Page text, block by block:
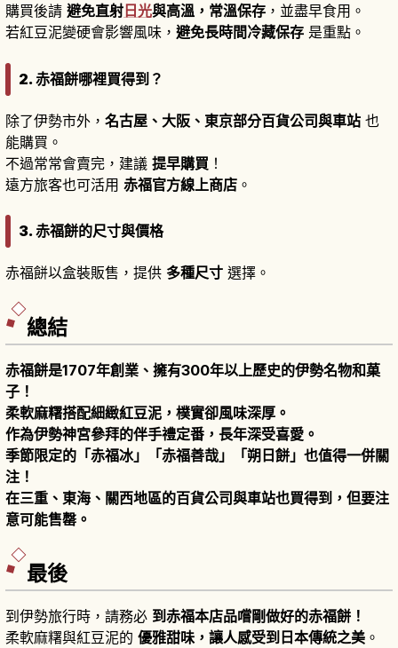
購買後請 避免直射 日光與高溫，常溫保存 ，並盡早食用。
若紅豆泥變硬會影響風味， 避免長時間冷藏保存 是重點。
2. 赤福餅哪裡買得到？
除了伊勢市外， 名古屋、大阪、東京部分百貨公司與車站 也
能購買。
不過常常會賣完，建議 提早購買 ！
遠方旅客也可活用 赤福官方線上商店 。
3. 赤福餅的尺寸與價格
赤福餅以盒裝販售，提供 多種尺寸 選擇。
總結
赤福餅是1707年創業、擁有300年以上歷史的伊勢名物和菓
子！
柔軟麻糬搭配細緻紅豆泥，樸實卻風味深厚。
作為伊勢神宮參拜的伴手禮定番，長年深受喜愛。
季節限定的「赤福冰」「赤福善哉」「朔日餅」也值得一併關
注！
在三重、東海、關西地區的百貨公司與車站也買得到，但要注
意可能售罄。
最後
到伊勢旅行時，請務必 到赤福本店品嚐剛做好的赤福餅！
柔軟麻糬與紅豆泥的 優雅甜味，讓人感受到日本傳統之美 。